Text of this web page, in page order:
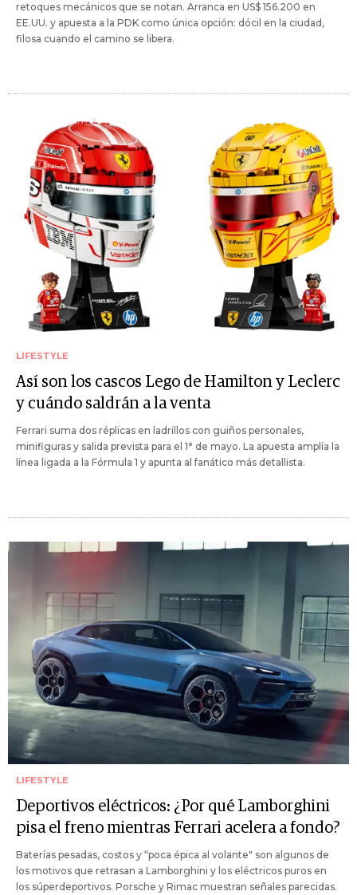
retoques mecánicos que se notan. Arranca en US$ 156.200 en
EE.UU. y apuesta a la PDK como única opción: dócil en la ciudad,
filosa cuando el camino se libera.
LIFESTYLE
Así son los cascos Lego de Hamilton y Leclerc
y cuándo saldrán a la venta
Ferrari suma dos réplicas en ladrillos con guiños personales,
minifiguras y salida prevista para el 1° de mayo. La apuesta amplía la
línea ligada a la Fórmula 1 y apunta al fanático más detallista.
LIFESTYLE
Deportivos eléctricos: ¿Por qué Lamborghini
pisa el freno mientras Ferrari acelera a fondo?
Baterías pesadas, costos y “poca épica al volante" son algunos de
los motivos que retrasan a Lamborghini y los eléctricos puros en
los súperdeportivos. Porsche y Rimac muestran señales parecidas.